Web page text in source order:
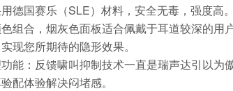
德国赛乐（SLE）材料，安全无毒，强度高。
组合，烟灰色面板适合佩戴于耳道较深的用
现您所期待的隐形效果。
能：反馈啸叫抑制技术一直是瑞声达引以为
配体验解决闷堵感。